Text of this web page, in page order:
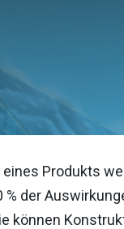
Produkts
der
können